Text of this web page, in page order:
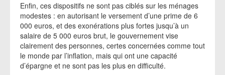
Enfin, ces dispositifs ne sont pas ciblés sur les ménages
modestes : en autorisant le versement d’une prime de 6
000 euros, et des exonérations plus fortes jusqu’à un
salaire de 5 000 euros brut, le gouvernement vise
clairement des personnes, certes concernées comme tout
le monde par l’inflation, mais qui ont une capacité
d’épargne et ne sont pas les plus en difficulté.